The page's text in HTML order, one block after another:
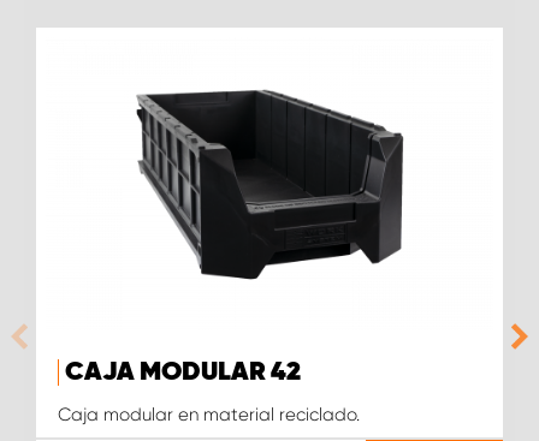
CAJA MODULAR 42
Caja modular en material reciclado.